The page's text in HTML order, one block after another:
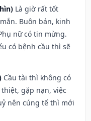
Là giờ rất tốt
Buôn bán, kinh
nữ có tin mừng.
có bệnh cầu thì sẽ
Cầu tài thì không có
gặp nạn, việc
nên cúng tế thì mới